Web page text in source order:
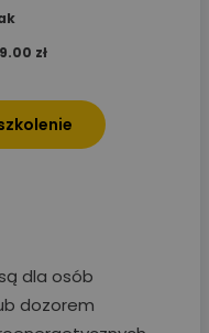
zł
dla osób
dozorem